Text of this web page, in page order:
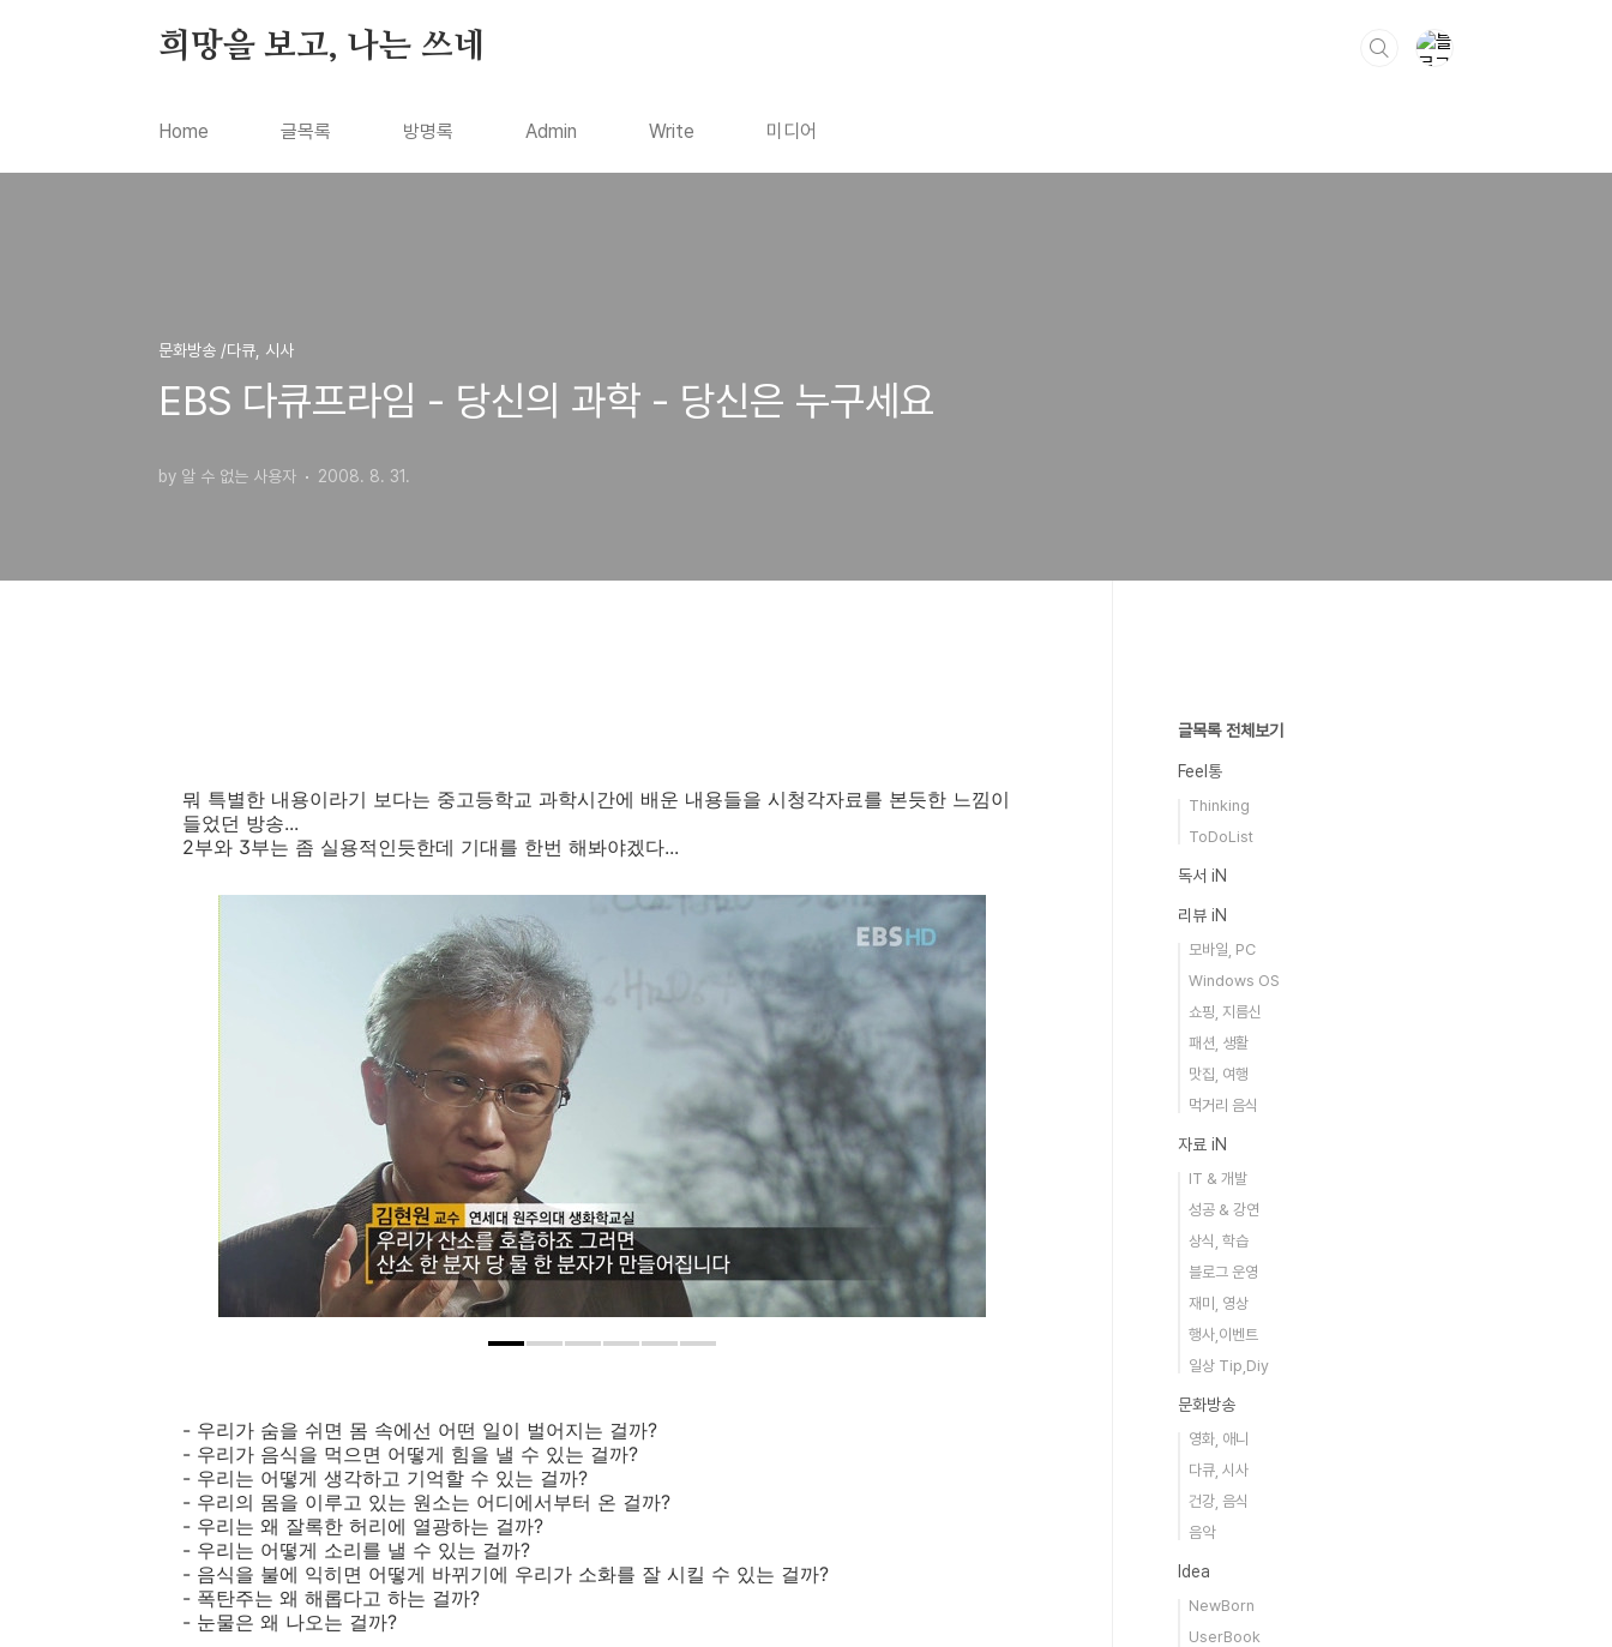
희망을 보고, 나는 쓰네
Home 글목록 방명록 Admin Write 미디어
문화방송 /다큐, 시사
EBS 다큐프라임 - 당신의 과학 - 당신은 누구세요
by 알 수 없는 사용자 2008. 8. 31.
뭐 특별한 내용이라기 보다는 중고등학교 과학시간에 배운 내용들을 시청각자료를 본듯한 느낌이
들었던 방송...
2부와 3부는 좀 실용적인듯한데 기대를 한번 해봐야겠다...
- 우리가 숨을 쉬면 몸 속에선 어떤 일이 벌어지는 걸까?
- 우리가 음식을 먹으면 어떻게 힘을 낼 수 있는 걸까?
- 우리는 어떻게 생각하고 기억할 수 있는 걸까?
- 우리의 몸을 이루고 있는 원소는 어디에서부터 온 걸까?
- 우리는 왜 잘록한 허리에 열광하는 걸까?
- 우리는 어떻게 소리를 낼 수 있는 걸까?
- 음식을 불에 익히면 어떻게 바뀌기에 우리가 소화를 잘 시킬 수 있는 걸까?
- 폭탄주는 왜 해롭다고 하는 걸까?
- 눈물은 왜 나오는 걸까?
글목록 전체보기
Feel통
Thinking
ToDoList
독서 iN
리뷰 iN
모바일, PC
Windows OS
쇼핑, 지름신
패션, 생활
맛집, 여행
먹거리 음식
자료 iN
IT & 개발
성공 & 강연
상식, 학습
블로그 운영
재미, 영상
행사,이벤트
일상 Tip,Diy
문화방송
영화, 애니
다큐, 시사
건강, 음식
음악
Idea
NewBorn
UserBook